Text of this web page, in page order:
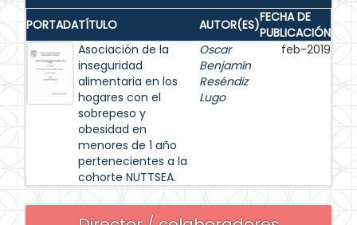
PORTADATÍTULO AUTOR(ES)FECHA DE
PUBLICACIÓN
Asociación de la
inseguridad
alimentaria en los
hogares con el
sobrepeso y
obesidad en
menores de 1 año
pertenecientes a la
cohorte NUTTSEA.
Oscar
Benjamín
Reséndiz
Lugo
feb-2019